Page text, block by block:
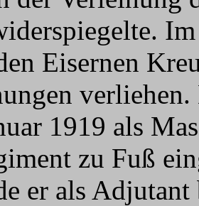
Eisernen
1919 als
zu Fuß
er als